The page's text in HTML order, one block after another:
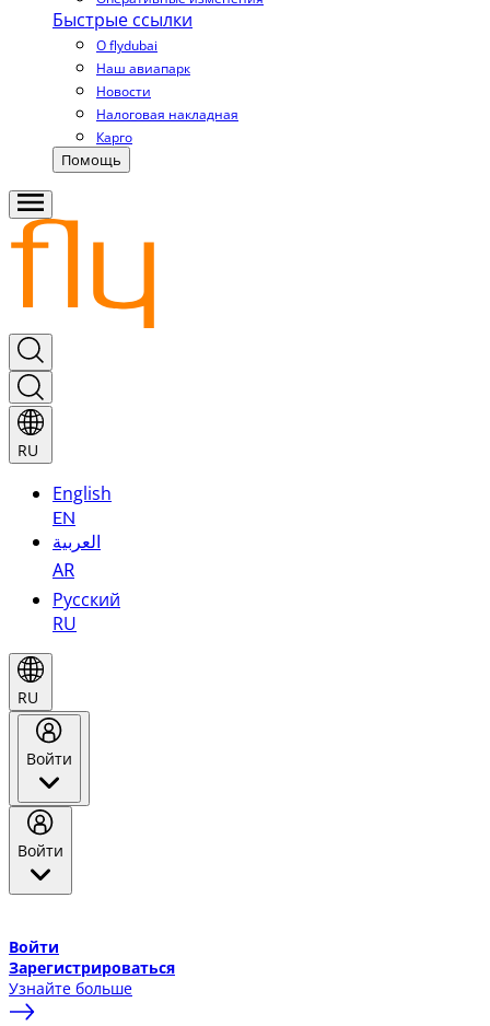
Быстрые ссылки
О flydubai
Наш авиапарк
Новости
Налоговая накладная
Карго
Помощь
RU
English
EN
العربية
AR
Русский
RU
RU
Войти
Войти
Войти
Зарегистрироваться
Узнайте больше